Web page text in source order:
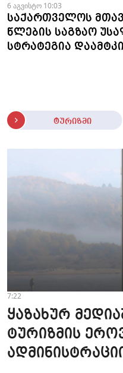
6 აგვისტო 10:03
საქართველოს
წლების საგზაო
სტრატეგია
ტურიზმი
7:22
ყაზახურ
ტურიზმის